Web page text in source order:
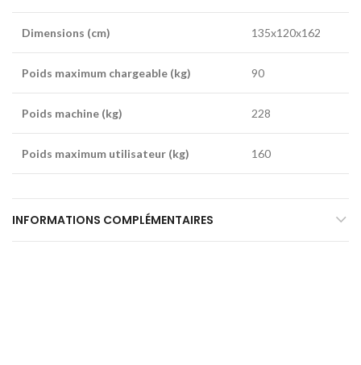
Dimensions (cm) 135x120x162
Poids maximum chargeable (kg) 90
Poids machine (kg) 228
Poids maximum utilisateur (kg) 160
INFORMATIONS COMPLÉMENTAIRES